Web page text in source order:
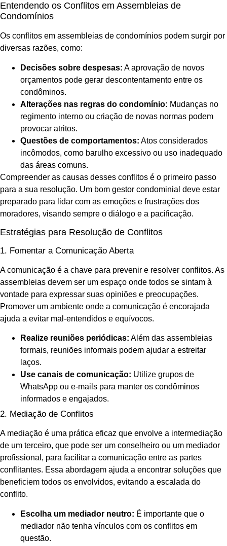
Entendendo os Conflitos em Assembleias de
Condomínios
Os conflitos em assembleias de condomínios podem surgir por
diversas razões, como:
Decisões sobre despesas: A aprovação de novos
orçamentos pode gerar descontentamento entre os
condôminos.
Alterações nas regras do condomínio: Mudanças no
regimento interno ou criação de novas normas podem
provocar atritos.
Questões de comportamentos: Atos considerados
incômodos, como barulho excessivo ou uso inadequado
das áreas comuns.
Compreender as causas desses conflitos é o primeiro passo
para a sua resolução. Um bom gestor condominial deve estar
preparado para lidar com as emoções e frustrações dos
moradores, visando sempre o diálogo e a pacificação.
Estratégias para Resolução de Conflitos
1. Fomentar a Comunicação Aberta
A comunicação é a chave para prevenir e resolver conflitos. As
assembleias devem ser um espaço onde todos se sintam à
vontade para expressar suas opiniões e preocupações.
Promover um ambiente onde a comunicação é encorajada
ajuda a evitar mal-entendidos e equívocos.
Realize reuniões periódicas: Além das assembleias
formais, reuniões informais podem ajudar a estreitar
laços.
Use canais de comunicação: Utilize grupos de
WhatsApp ou e-mails para manter os condôminos
informados e engajados.
2. Mediação de Conflitos
A mediação é uma prática eficaz que envolve a intermediação
de um terceiro, que pode ser um conselheiro ou um mediador
profissional, para facilitar a comunicação entre as partes
conflitantes. Essa abordagem ajuda a encontrar soluções que
beneficiem todos os envolvidos, evitando a escalada do
conflito.
Escolha um mediador neutro: É importante que o
mediador não tenha vínculos com os conflitos em
questão.